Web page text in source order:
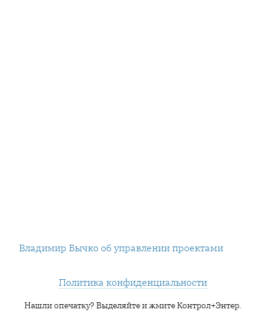
Владимир Бычко об управлении проектами
Политика конфиденциальности
Нашли опечатку? Выделяйте и жмите Контрол+Энтер.